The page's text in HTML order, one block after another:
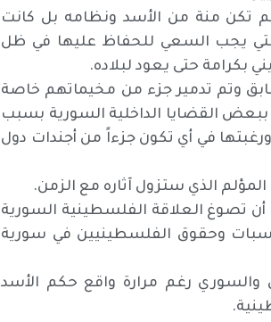
تكن منة من الأسد ونظامه بل كانت
التي يجب السعي للحفاظ عليها في ظل
بكرامة حتى يعود لبلاده.
وتم تدمير جزء من مخيماتهم خاصة
القضايا الداخلية السورية بسبب
في أي تكون جزءاً من أجندات دول
الذي ستزول آثاره مع الزمن.
أن تصوغ العلاقة الفلسطينية السورية
وحقوق الفلسطينيين في سورية
والسوري رغم مرارة واقع حكم الأسد